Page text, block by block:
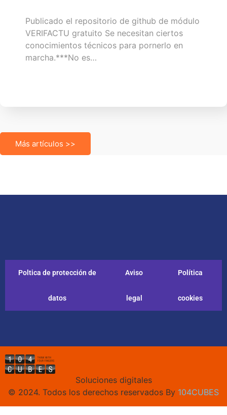
Publicado el repositorio de github de módulo
VERIFACTU gratuito Se necesitan ciertos
conocimientos técnicos para pornerlo en
marcha.***No es…
Más artículos >>
Poltica de protección de
datos
Aviso
legal
Política
cookies
Soluciones digitales
© 2024. Todos los derechos reservados By 104CUBES